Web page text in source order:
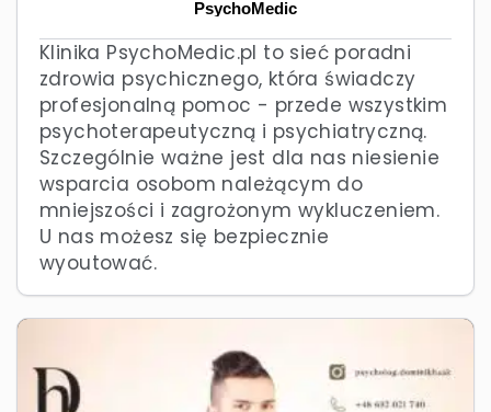
PsychoMedic
Klinika PsychoMedic.pl to sieć poradni
zdrowia psychicznego, która świadczy
profesjonalną pomoc - przede wszystkim
psychoterapeutyczną i psychiatryczną.
Szczególnie ważne jest dla nas niesienie
wsparcia osobom należącym do
mniejszości i zagrożonym wykluczeniem.
U nas możesz się bezpiecznie
wyoutować.